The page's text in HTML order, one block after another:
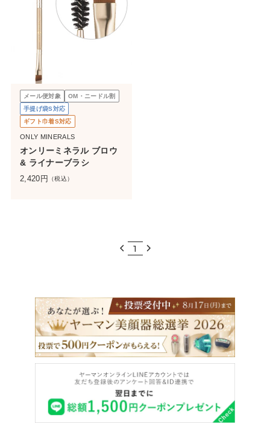
メール便対象
OM・ニードル割
手提げ袋S対応
ギフト巾着S対応
ONLY MINERALS
オンリーミネラル ブロウ
& ライナーブラシ
2,420 円 （税込）
1